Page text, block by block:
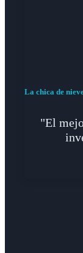
La chica de
"El